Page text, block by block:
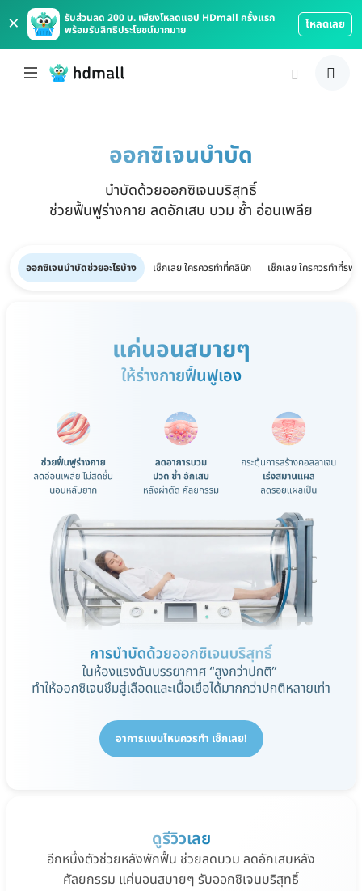
×
รับส่วนลด 200 บ. เพียงโหลดแอป HDmall ครั้งแรก
พร้อมรับสิทธิประโยชน์มากมาย
โหลดเลย
ออกซิเจนบำบัด
บำบัดด้วยออกซิเจนบริสุทธิ์
ช่วยฟื้นฟูร่างกาย ลดอักเสบ บวม ช้ำ อ่อนเพลีย
ออกซิเจนบำบัดช่วยอะไรบ้าง เช็กเลย ใครควรทำที่คลินิก เช็กเลย ใครควรทำที่รพ.
แค่นอนสบายๆ
ให้ร่างกายฟื้นฟูเอง
อาการแบบไหนควรทำ เช็กเลย!
ดูรีวิวเลย
อีกหนึ่งตัวช่วยหลังพักฟื้น ช่วยลดบวม ลดอักเสบหลัง
ศัลยกรรม แค่นอนสบายๆ รับออกซิเจนบริสุทธิ์